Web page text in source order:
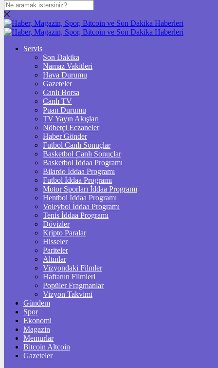
DOLAR
47,7436$% 0.18
% 0.32
STERLİN
% 0.38
GRAM ALTIN
%2,59
ÇEYREK ALTIN
10.903,00%2,54
TAM ALTIN
43.427,00%2,54
%2,39
%-0,14
฿%0.3
LİTECOİN
2190.2Ł%1.1
ETHEREUM
91537 Ξ%0.4
Servis
Son Dakika
Namaz Vakitleri
Hava Durumu
Gazeteler
Canlı Borsa
Canlı TV
Puan Durumu
TV Yayın Akışları
Nöbetçi Eczaneler
Haber Gönder
Futbol Canlı Sonuçlar
Basketbol Canlı Sonuçlar
Basketbol İddaa Programı
Bilardo İddaa Programı
Futbol İddaa Programı
Motor Sporları İddaa Programı
Hentbol İddaa Programı
Voleybol İddaa Programı
Tenis İddaa Programı
Dövizler
Kripto Paralar
Hisseler
Pariteler
Altınlar
Vizyondaki Filmler
Haftanın Filmleri
Popüler Fragmanlar
Vizyon Takvimi
Gündem
Spor
Ekonomi
Magazin
Memurlar
Bitcoin Altcoin
Gazeteler